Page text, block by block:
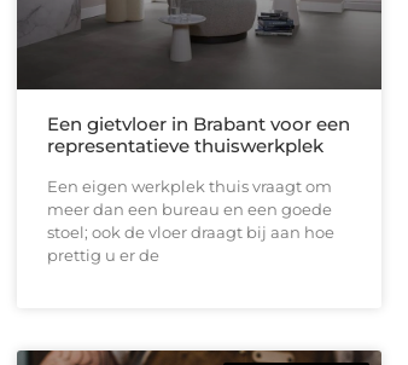
Een gietvloer in Brabant voor een
representatieve thuiswerkplek
Een eigen werkplek thuis vraagt om
meer dan een bureau en een goede
stoel; ook de vloer draagt bij aan hoe
prettig u er de